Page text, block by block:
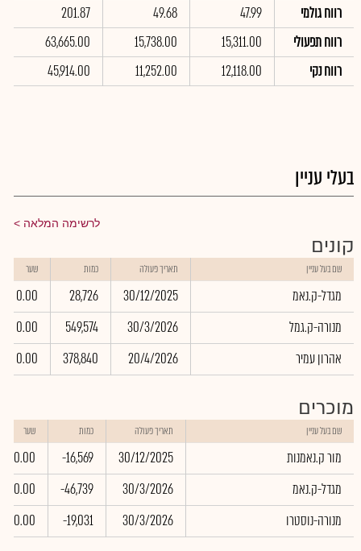
רווח גולמי
47.99
49.68
201.87
רווח תפעולי
15,311.00
15,738.00
63,665.00
רווח נקי
12,118.00
11,252.00
45,914.00
בעלי עניין
לרשימה המלאה
קונים
שם בעל עניין תאריך פעולה כמות שער
מגדל-ק.נאמ 30/12/2025
28,726
0.00
מנורה-ק.גמל
30/3/2026
549,574
0.00
אהרון עמיר
20/4/2026
378,840
0.00
מוכרים
שם בעל עניין תאריך פעולה כמות שער
מור ק.נאמנות 30/12/2025
-16,569
0.00
מגדל-ק.נאמ
30/3/2026
-46,739
0.00
מנורה-נוסטרו
30/3/2026
-19,031
0.00